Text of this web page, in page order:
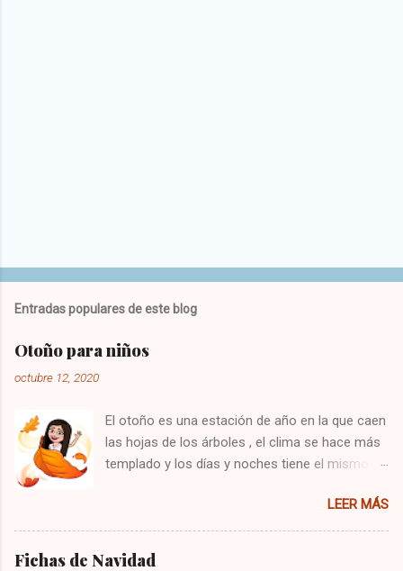
Entradas populares de este blog
Otoño para niños
octubre 12, 2020
El otoño es una estación de año en la que caen
las hojas de los árboles , el clima se hace más
templado y los días y noches tiene el mismo
comienza también el equinoccio de otoño en el
hemisferio sur y el norte termina el solsticio de
invierno. Probablemente el otoño tiene una
LEER MÁS
Fichas de Navidad